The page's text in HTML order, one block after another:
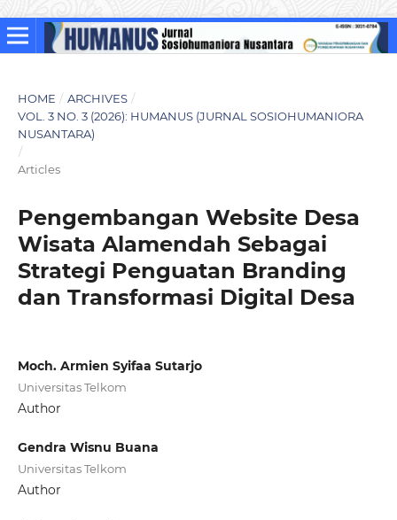
HOME / ARCHIVES /
VOL. 3 NO. 3 (2026): HUMANUS (JURNAL SOSIOHUMANIORA
NUSANTARA)
/
Articles
Pengembangan Website Desa
Wisata Alamendah Sebagai
Strategi Penguatan Branding
dan Transformasi Digital Desa
Moch. Armien Syifaa Sutarjo
Universitas Telkom
Author
Gendra Wisnu Buana
Universitas Telkom
Author